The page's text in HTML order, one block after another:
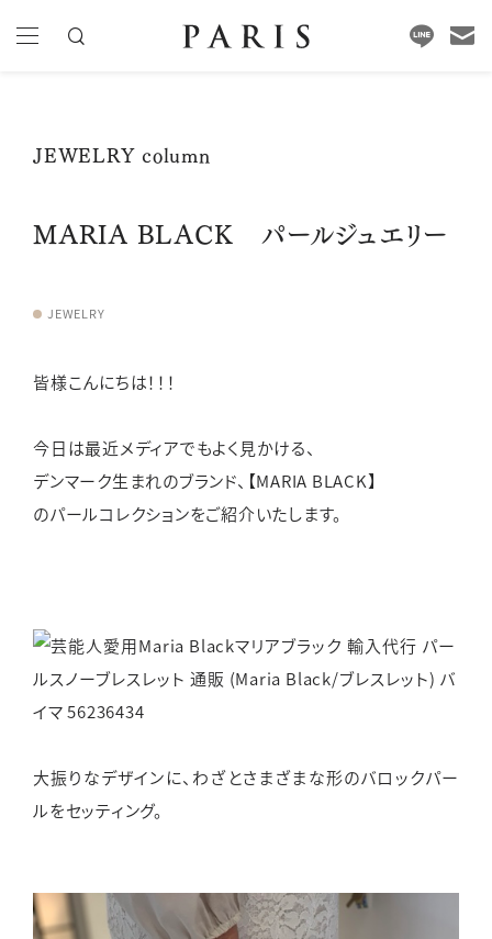
JEWELRY column
MARIA BLACK パールジュエリー
JEWELRY
皆様こんにちは！！！
今日は最近メディアでもよく見かける、
デンマーク生まれのブランド、【MARIA BLACK】
のパールコレクションをご紹介いたします。
大振りなデザインに、わざとさまざまな形のバロックパー
ルをセッティング。